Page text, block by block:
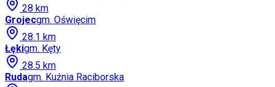
28 km
Grojecgm. Oświęcim
28.1 km
Łękigm. Kęty
28.5 km
Rudagm. Kuźnia Raciborska